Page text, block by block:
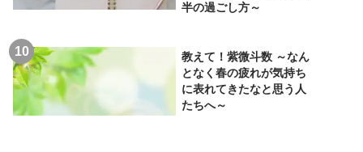
半の過ごし方～
教えて！紫微斗数 ～なん
となく春の疲れが気持ち
に表れてきたなと思う人
たちへ～